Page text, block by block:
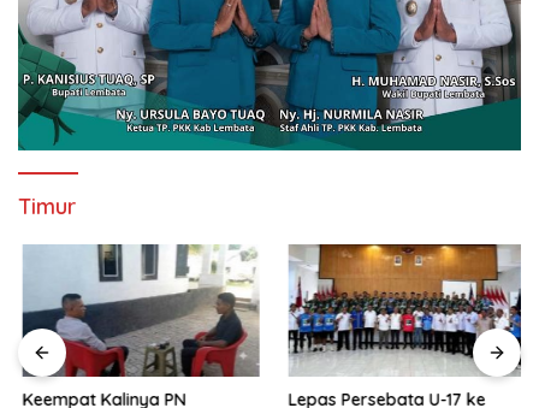
Timur
Keempat Kalinya PN
Lepas Persebata U-17 ke